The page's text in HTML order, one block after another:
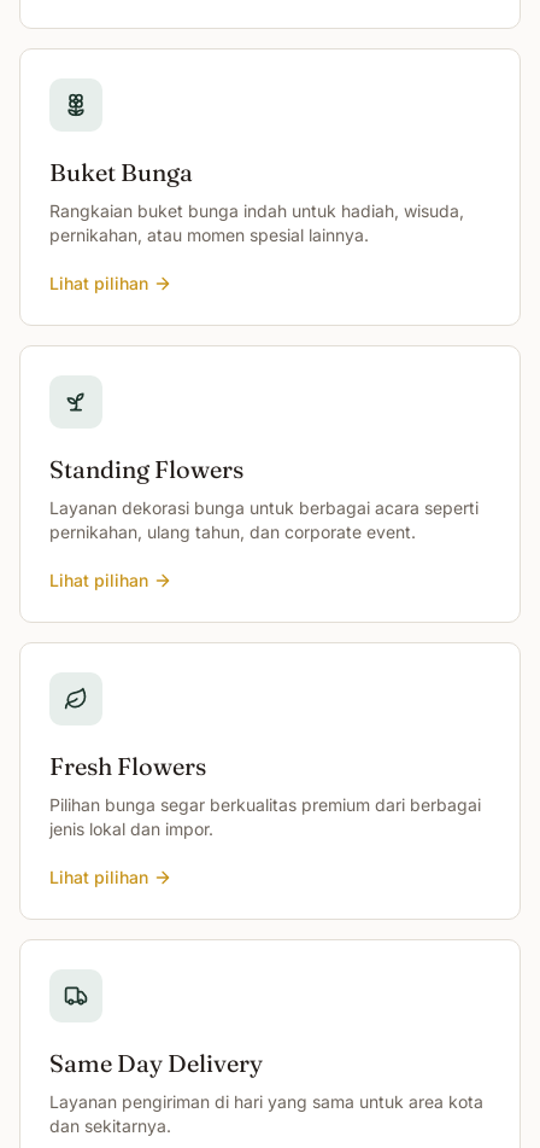
Buket Bunga
Rangkaian buket bunga indah untuk hadiah, wisuda,
pernikahan, atau momen spesial lainnya.
Lihat pilihan
Standing Flowers
Layanan dekorasi bunga untuk berbagai acara seperti
pernikahan, ulang tahun, dan corporate event.
Lihat pilihan
Fresh Flowers
Pilihan bunga segar berkualitas premium dari berbagai
jenis lokal dan impor.
Lihat pilihan
Same Day Delivery
Layanan pengiriman di hari yang sama untuk area kota
dan sekitarnya.